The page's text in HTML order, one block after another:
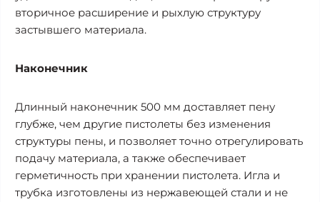
вторичное расширение и рыхлую структуру
застывшего материала.
Наконечник
Длинный наконечник 500 мм доставляет пену
глубже, чем другие пистолеты без изменения
структуры пены, и позволяет точно отрегулировать
подачу материала, а также обеспечивает
герметичность при хранении пистолета. Игла и
трубка изготовлены из нержавеющей стали и не